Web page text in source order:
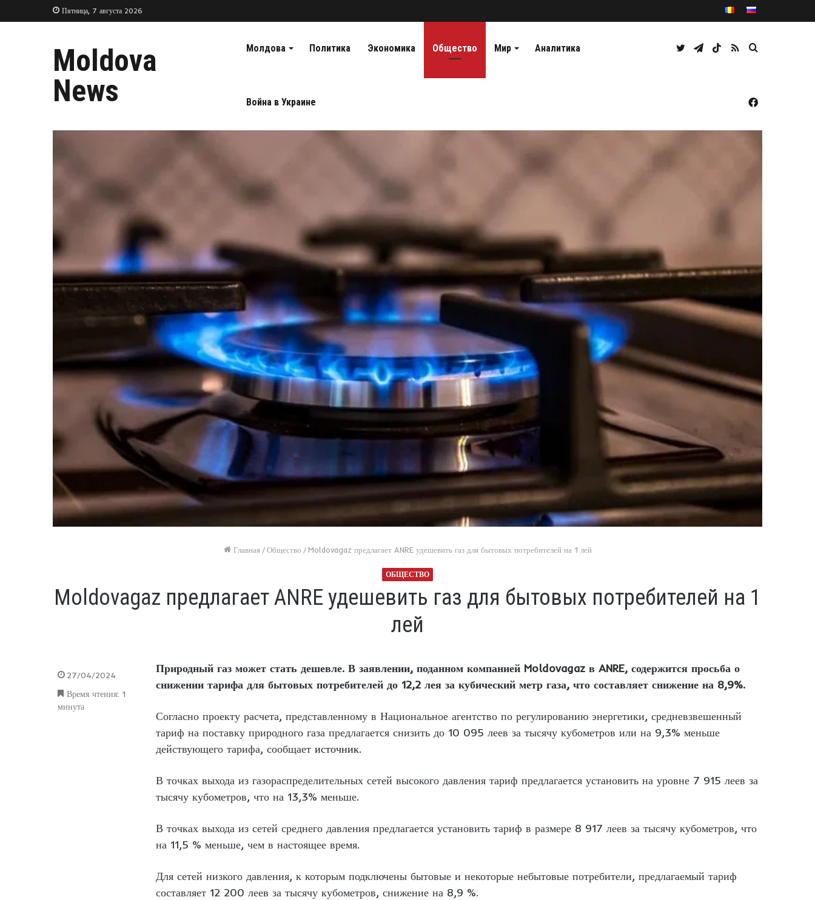
Пятница, 7 августа 2026
Moldova
News
Молдова Политика Экономика Общество Мир Аналитика
Война в Украине
Caută
RSS
TikTok
Telegram
Twitter
Facebook
Главная / Общество / Moldovagaz предлагает ANRE удешевить газ для бытовых потребителей на 1 лей
ОБЩЕСТВО
Moldovagaz предлагает ANRE удешевить газ для бытовых потребителей на 1
лей
Природный газ может стать дешевле. В заявлении, поданном компанией Moldovagaz в ANRE, содержится просьба о
снижении тарифа для бытовых потребителей до 12,2 лея за кубический метр газа, что составляет снижение на 8,9%.
Согласно проекту расчета, представленному в Национальное агентство по регулированию энергетики, средневзвешенный
тариф на поставку природного газа предлагается снизить до 10 095 леев за тысячу кубометров или на 9,3% меньше
действующего тарифа, сообщает источник.
В точках выхода из газораспределительных сетей высокого давления тариф предлагается установить на уровне 7 915 леев за
тысячу кубометров, что на 13,3% меньше.
В точках выхода из сетей среднего давления предлагается установить тариф в размере 8 917 леев за тысячу кубометров, что
на 11,5 % меньше, чем в настоящее время.
Для сетей низкого давления, к которым подключены бытовые и некоторые небытовые потребители, предлагаемый тариф
составляет 12 200 леев за тысячу кубометров, снижение на 8,9 %.
27/04/2024
Время чтения: 1
минута